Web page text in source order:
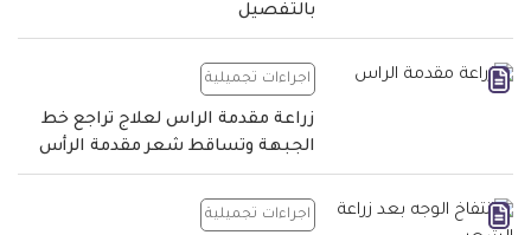
بالتفصيل
اجراءات تجميلية
زراعة مقدمة الراس لعلاج تراجع خط
الجبهة وتساقط شعر مقدمة الرأس
اجراءات تجميلية